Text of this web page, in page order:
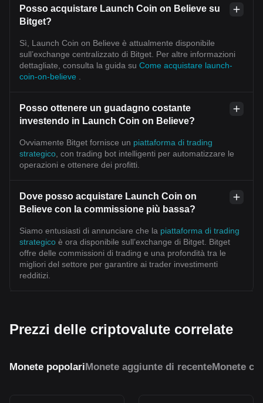
Posso acquistare Launch Coin on Believe su
Bitget?
Sì, Launch Coin on Believe è attualmente disponibile
sull’exchange centralizzato di Bitget. Per altre informazioni
dettagliate, consulta la guida su Come acquistare launch-
coin-on-believe
Posso ottenere un guadagno costante
investendo in Launch Coin on Believe?
Ovviamente Bitget fornisce un piattaforma di trading
strategico , con trading bot intelligenti per automatizzare le
operazioni e ottenere dei profitti.
Dove posso acquistare Launch Coin on
Believe con la commissione più bassa?
Siamo entusiasti di annunciare che la piattaforma di trading
strategico è ora disponibile sull’exchange di Bitget. Bitget
offre delle commissioni di trading e una profondità tra le
migliori del settore per garantire ai trader investimenti
redditizi.
Prezzi delle criptovalute correlate
Monete popolariMonete aggiunte di recenteMonete